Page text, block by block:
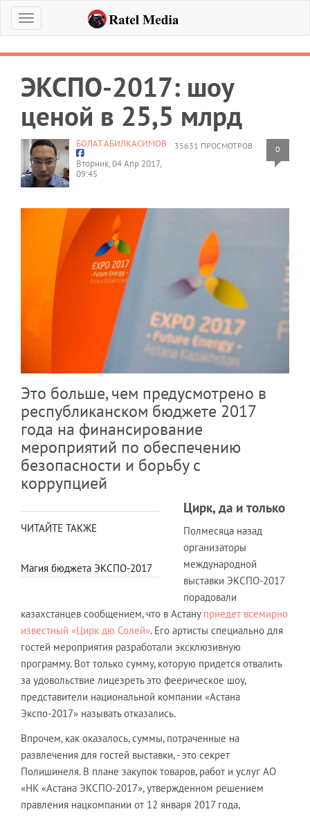
Меню
ЭКСПО-2017: шоу
ценой в 25,5 млрд
35631 ПРОСМОТРОВ 0
БОЛАТ АБИЛКАСИМОВ
Вторник, 04 Апр 2017,
09:45
Это больше, чем предусмотрено в
республиканском бюджете 2017
года на финансирование
мероприятий по обеспечению
безопасности и борьбу с
коррупцией
ЧИТАЙТЕ ТАКЖЕ
Магия бюджета ЭКСПО-2017
Цирк, да и только
Полмесяца назад
организаторы
международной
выставки ЭКСПО-2017
порадовали
казахстанцев сообщением, что в Астану приедет всемирно
известный «Цирк дю Солей». Его артисты специально для
гостей мероприятия разработали эксклюзивную
программу. Вот только сумму, которую придется отвалить
за удовольствие лицезреть это феерическое шоу,
представители национальной компании «Астана
Экспо-2017» называть отказались.
Впрочем, как оказалось, суммы, потраченные на
развлечения для гостей выставки, - это секрет
Полишинеля. В плане закупок товаров, работ и услуг АО
«НК «Астана ЭКСПО-2017», утвержденном решением
правления нацкомпании от 12 января 2017 года,